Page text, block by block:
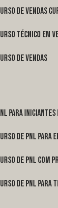
curso de vendas
curso técnico em
curso de vendas
pnl para iniciantes
curso de pnl para
curso de pnl com
curso de pnl para